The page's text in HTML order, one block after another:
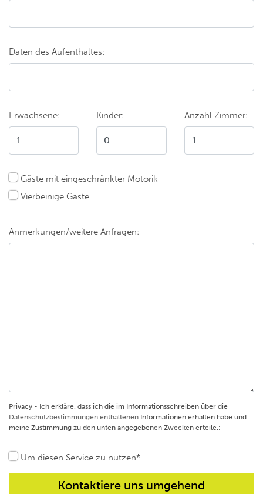
Daten des Aufenthaltes:
Erwachsene: Kinder: Anzahl Zimmer:
Gäste mit eingeschränkter Motorik
Vierbeinige Gäste
Anmerkungen/weitere Anfragen:
Privacy - Ich erkläre, dass ich die im Informationsschreiben über die
Datenschutzbestimmungen enthaltenen Informationen erhalten habe und
meine Zustimmung zu den unten angegebenen Zwecken erteile.:
Um diesen Service zu nutzen*